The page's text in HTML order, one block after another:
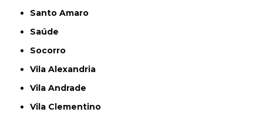
Santo Amaro
Saúde
Socorro
Vila Alexandria
Vila Andrade
Vila Clementino